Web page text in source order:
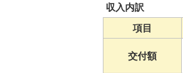
収入内訳
項目
交付額